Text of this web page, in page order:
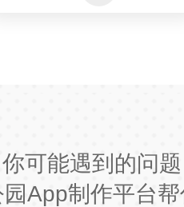
你可能遇到的问题
园App制作平台